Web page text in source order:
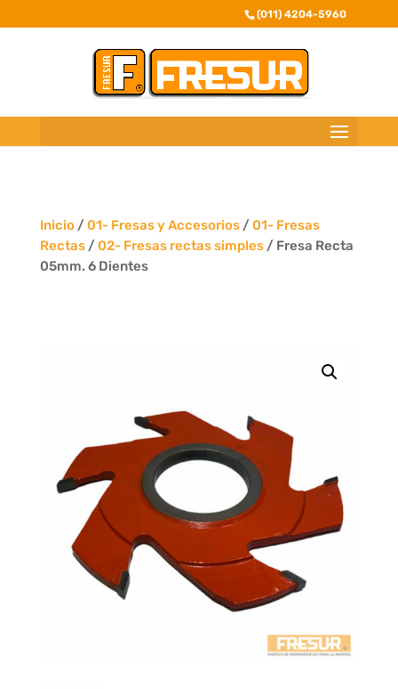
(011) 4204-5960
Inicio/ 01- Fresas y Accesorios/ 01- Fresas
Rectas/ 02- Fresas rectas simples/ Fresa Recta
05mm. 6 Dientes